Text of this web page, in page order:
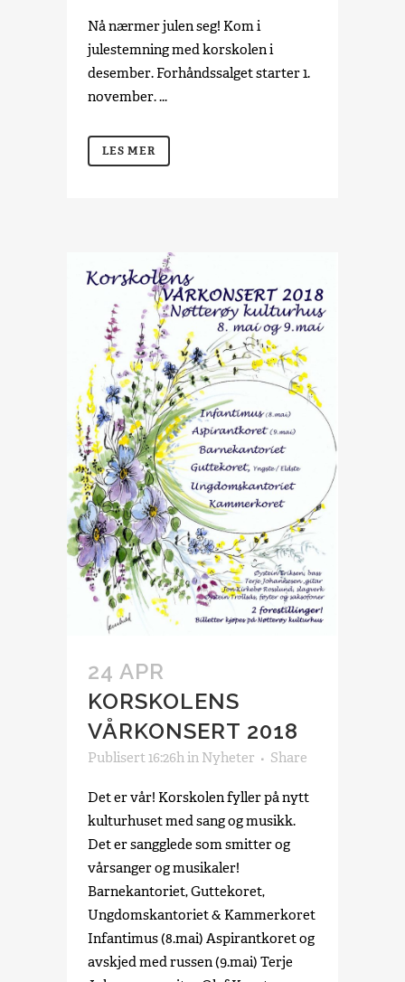
Nå nærmer julen seg! Kom i
julestemning med korskolen i
desember. Forhåndssalget starter 1.
november. ...
LES MER
24 APR
KORSKOLENS
VÅRKONSERT 2018
Publisert 16:26hin Nyheter Share
Det er vår! Korskolen fyller på nytt
kulturhuset med sang og musikk.
Det er sangglede som smitter og
vårsanger og musikaler!
Barnekantoriet, Guttekoret,
Ungdomskantoriet & Kammerkoret
Infantimus (8.mai) Aspirantkoret og
avskjed med russen (9.mai) Terje